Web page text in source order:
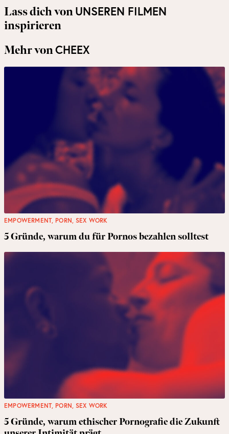
Lass dich vonUNSEREN FILMEN
inspirieren
Mehr vonCHEEX
EMPOWERMENT,PORN,SEX WORK
5 Gründe, warum du für Pornos bezahlen solltest
EMPOWERMENT,PORN ,SEX WORK
5 Gründe, warum ethischer Pornografie die Zukunft